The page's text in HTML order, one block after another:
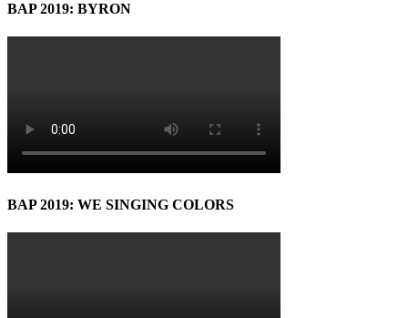
BAP 2019: BYRON
BAP 2019: WE SINGING COLORS